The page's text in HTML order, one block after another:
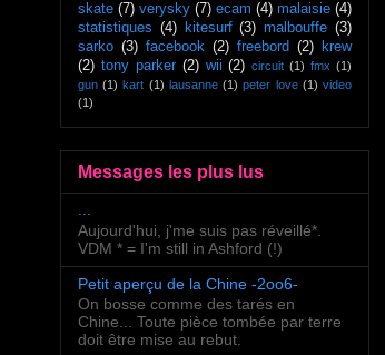
skate (7) verysky (7) ecam (4) malaisie (4)
statistiques (4) kitesurf (3) malbouffe (3)
sarko (3) facebook (2) freebord (2)
krew
(2) tony parker (2) wii (2) circuit (1) fmx (1)
gun (1) kart (1) lausanne (1) peter love (1) video
(1)
Messages les plus lus
Aujourd'hui, j'me suis pas réveillé*.
VDM * = I'm still in Ashford (!)
Petit aperçu de la Chine -2oo6-
On bosse comme des tarés en
Chine... Toute pièce tombée par terre
doit être mise au rebut.